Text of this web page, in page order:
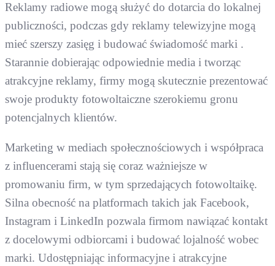
Reklamy radiowe mogą służyć do dotarcia do lokalnej
publiczności, podczas gdy reklamy telewizyjne mogą
mieć szerszy zasięg i budować świadomość marki .
Starannie dobierając odpowiednie media i tworząc
atrakcyjne reklamy, firmy mogą skutecznie prezentować
swoje produkty fotowoltaiczne szerokiemu gronu
potencjalnych klientów.
Marketing w mediach społecznościowych i współpraca
z influencerami stają się coraz ważniejsze w
promowaniu firm, w tym sprzedających fotowoltaikę.
Silna obecność na platformach takich jak Facebook,
Instagram i LinkedIn pozwala firmom nawiązać kontakt
z docelowymi odbiorcami i budować lojalność wobec
marki. Udostępniając informacyjne i atrakcyjne